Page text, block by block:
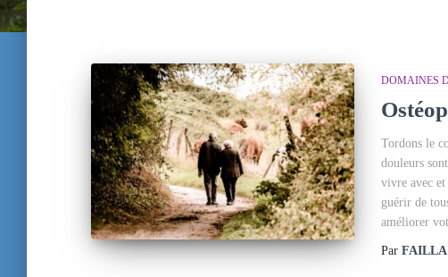
DOMAINES
Tordons le
douleurs
vivre avec et
guérir de
améliorer
Par FAILLA